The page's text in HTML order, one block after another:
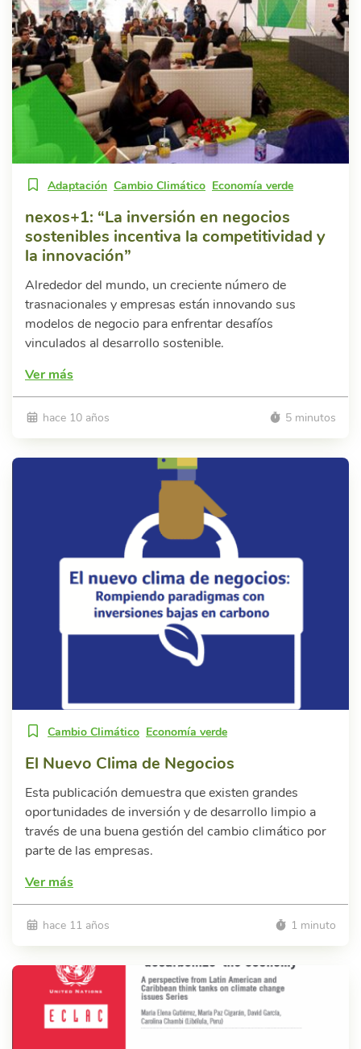
Adaptación Cambio Climático Economía verde
nexos+1: “La inversión en negocios
sostenibles incentiva la competitividad y
la innovación”
Alrededor del mundo, un creciente número de
trasnacionales y empresas están innovando sus
modelos de negocio para enfrentar desafíos
vinculados al desarrollo sostenible.
Ver más
hace 10 años 5 minutos
Cambio Climático Economía verde
El Nuevo Clima de Negocios
Esta publicación demuestra que existen grandes
oportunidades de inversión y de desarrollo limpio a
través de una buena gestión del cambio climático por
parte de las empresas.
Ver más
hace 11 años 1 minuto